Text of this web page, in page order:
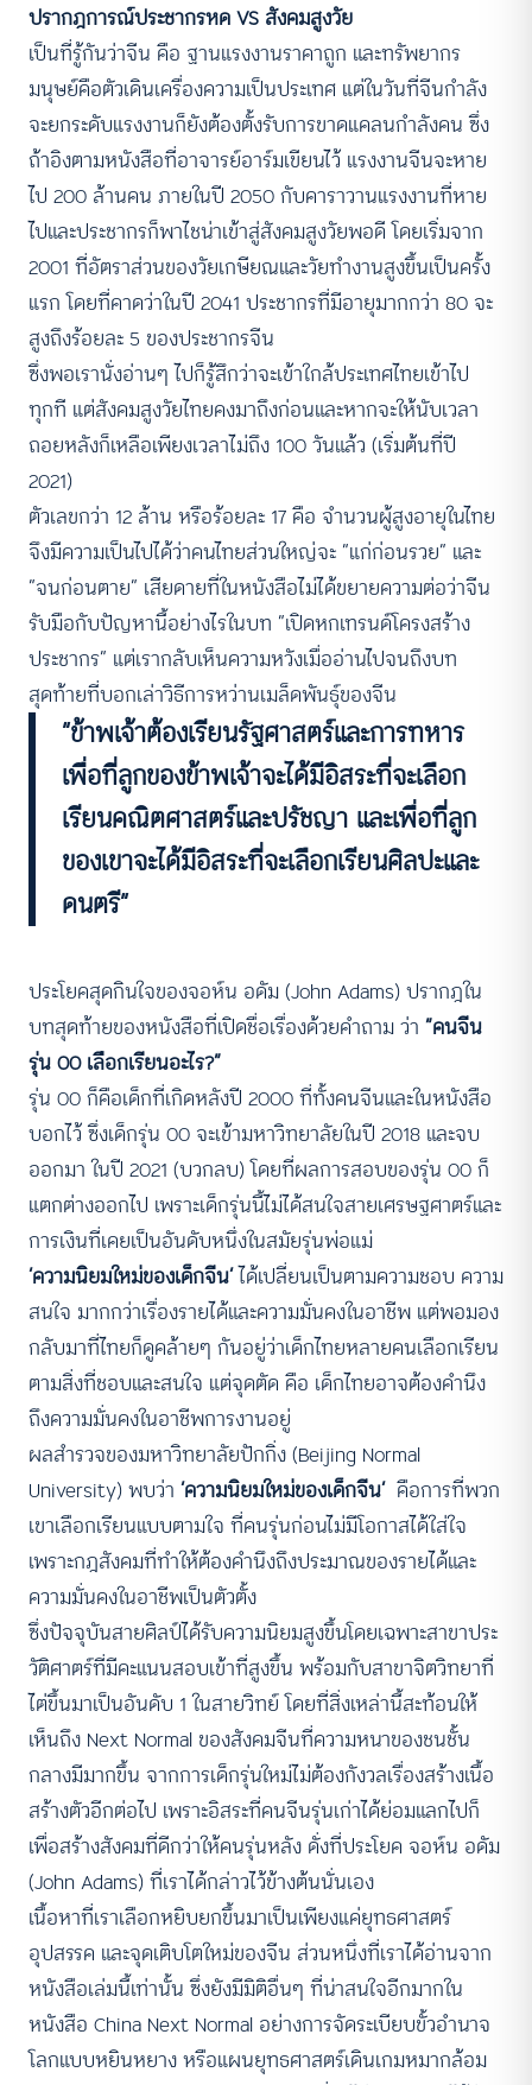
ปรากฎการณ์ประชากรหด VS สังคมสูงวัย
เป็นที่รู้กันว่าจีน คือ ฐานแรงงานราคาถูก และทรัพยากร
มนุษย์คือตัวเดินเครื่องความเป็นประเทศ แต่ในวันที่จีนกำลัง
จะยกระดับแรงงานก็ยังต้องตั้งรับการขาดแคลนกำลังคน ซึ่ง
ถ้าอิงตามหนังสือที่อาจารย์อาร์มเขียนไว้ แรงงานจีนจะหาย
ไป 200 ล้านคน ภายในปี 2050 กับคาราวานแรงงานที่หาย
ไปและประชากรก็พาไชน่าเข้าสู่สังคมสูงวัยพอดี โดยเริ่มจาก
2001 ที่อัตราส่วนของวัยเกษียณและวัยทำงานสูงขึ้นเป็นครั้ง
แรก โดยที่คาดว่าในปี 2041 ประชากรที่มีอายุมากกว่า 80 จะ
สูงถึงร้อยละ 5 ของประชากรจีน
ซึ่งพอเรานั่งอ่านๆ ไปก็รู้สึกว่าจะเข้าใกล้ประเทศไทยเข้าไป
ทุกที แต่สังคมสูงวัยไทยคงมาถึงก่อนและหากจะให้นับเวลา
ถอยหลังก็เหลือเพียงเวลาไม่ถึง 100 วันแล้ว (เริ่มต้นที่ปี
2021)
ตัวเลขกว่า 12 ล้าน หรือร้อยละ 17 คือ จำนวนผู้สูงอายุในไทย
จึงมีความเป็นไปได้ว่าคนไทยส่วนใหญ่จะ “แก่ก่อนรวย” และ
“จนก่อนตาย” เสียดายที่ในหนังสือไม่ได้ขยายความต่อว่าจีน
รับมือกับปัญหานี้อย่างไรในบท “เปิดหกเทรนด์โครงสร้าง
ประชากร” แต่เรากลับเห็นความหวังเมื่ออ่านไปจนถึงบท
สุดท้ายที่บอกเล่าวิธีการหว่านเมล็ดพันธุ์ของจีน
“ข้าพเจ้าต้องเรียนรัฐศาสตร์และการทหาร
เพื่อที่ลูกของข้าพเจ้าจะได้มีอิสระที่จะเลือก
เรียนคณิตศาสตร์และปรัชญา และเพื่อที่ลูก
ของเขาจะได้มีอิสระที่จะเลือกเรียนศิลปะและ
ดนตรี”
ประโยคสุดกินใจของจอห์น อดัม (John Adams) ปรากฎใน
บทสุดท้ายของหนังสือที่เปิดชื่อเรื่องด้วยคำถาม ว่า “คนจีน
รุ่น00 เลือกเรียนอะไร?”
รุ่น 00 ก็คือเด็กที่เกิดหลังปี 2000 ที่ทั้งคนจีนและในหนังสือ
บอกไว้ ซึ่งเด็กรุ่น 00 จะเข้ามหาวิทยาลัยในปี 2018 และจบ
ออกมา ในปี 2021 (บวกลบ) โดยที่ผลการสอบของรุ่น 00 ก็
แตกต่างออกไป เพราะเด็กรุ่นนี้ไม่ได้สนใจสายเศรษฐศาตร์และ
การเงินที่เคยเป็นอันดับหนึ่งในสมัยรุ่นพ่อแม่
‘ความนิยมใหม่ของเด็กจีน’ได้เปลี่ยนเป็นตามความชอบ ความ
สนใจ มากกว่าเรื่องรายได้และความมั่นคงในอาชีพ แต่พอมอง
กลับมาที่ไทยก็ดูคล้ายๆ กันอยู่ว่าเด็กไทยหลายคนเลือกเรียน
ตามสิ่งที่ชอบและสนใจ แต่จุดตัด คือ เด็กไทยอาจต้องคำนึง
ถึงความมั่นคงในอาชีพการงานอยู่
ผลสำรวจของมหาวิทยาลัยปักกิ่ง (Beijing Normal
University) พบว่า ‘ความนิยมใหม่ของเด็กจีน’คือการที่พวก
เขาเลือกเรียนแบบตามใจ ที่คนรุ่นก่อนไม่มีโอกาสได้ใส่ใจ
เพราะกฎสังคมที่ทำให้ต้องคำนึงถึงประมาณของรายได้และ
ความมั่นคงในอาชีพเป็นตัวตั้ง
ซึ่งปัจจุบันสายศิลป์ได้รับความนิยมสูงขึ้นโดยเฉพาะสาขาประ
วัติศาตร์ที่มีคะแนนสอบเข้าที่สูงขึ้น พร้อมกับสาขาจิตวิทยาที่
ไต่ขึ้นมาเป็นอันดับ 1 ในสายวิทย์ โดยที่สิ่งเหล่านี้สะท้อนให้
เห็นถึง Next Normal ของสังคมจีนที่ความหนาของชนชั้น
กลางมีมากขึ้น จากการเด็กรุ่นใหม่ไม่ต้องกังวลเรื่องสร้างเนื้อ
สร้างตัวอีกต่อไป เพราะอิสระที่คนจีนรุ่นเก่าได้ย่อมแลกไปก็
เพื่อสร้างสังคมที่ดีกว่าให้คนรุ่นหลัง ดั่งที่ประโยค จอห์น อดัม
(John Adams) ที่เราได้กล่าวไว้ข้างต้นนั่นเอง
เนื้อหาที่เราเลือกหยิบยกขึ้นมาเป็นเพียงแค่ยุทธศาสตร์
อุปสรรค และจุดเติบโตใหม่ของจีน ส่วนหนึ่งที่เราได้อ่านจาก
หนังสือเล่มนี้เท่านั้น ซึ่งยังมีมิติอื่นๆ ที่น่าสนใจอีกมากใน
หนังสือ China Next Normal อย่างการจัดระเบียบขั้วอำนาจ
โลกแบบหยินหยาง หรือแผนยุทธศาสตร์เดินเกมหมากล้อม